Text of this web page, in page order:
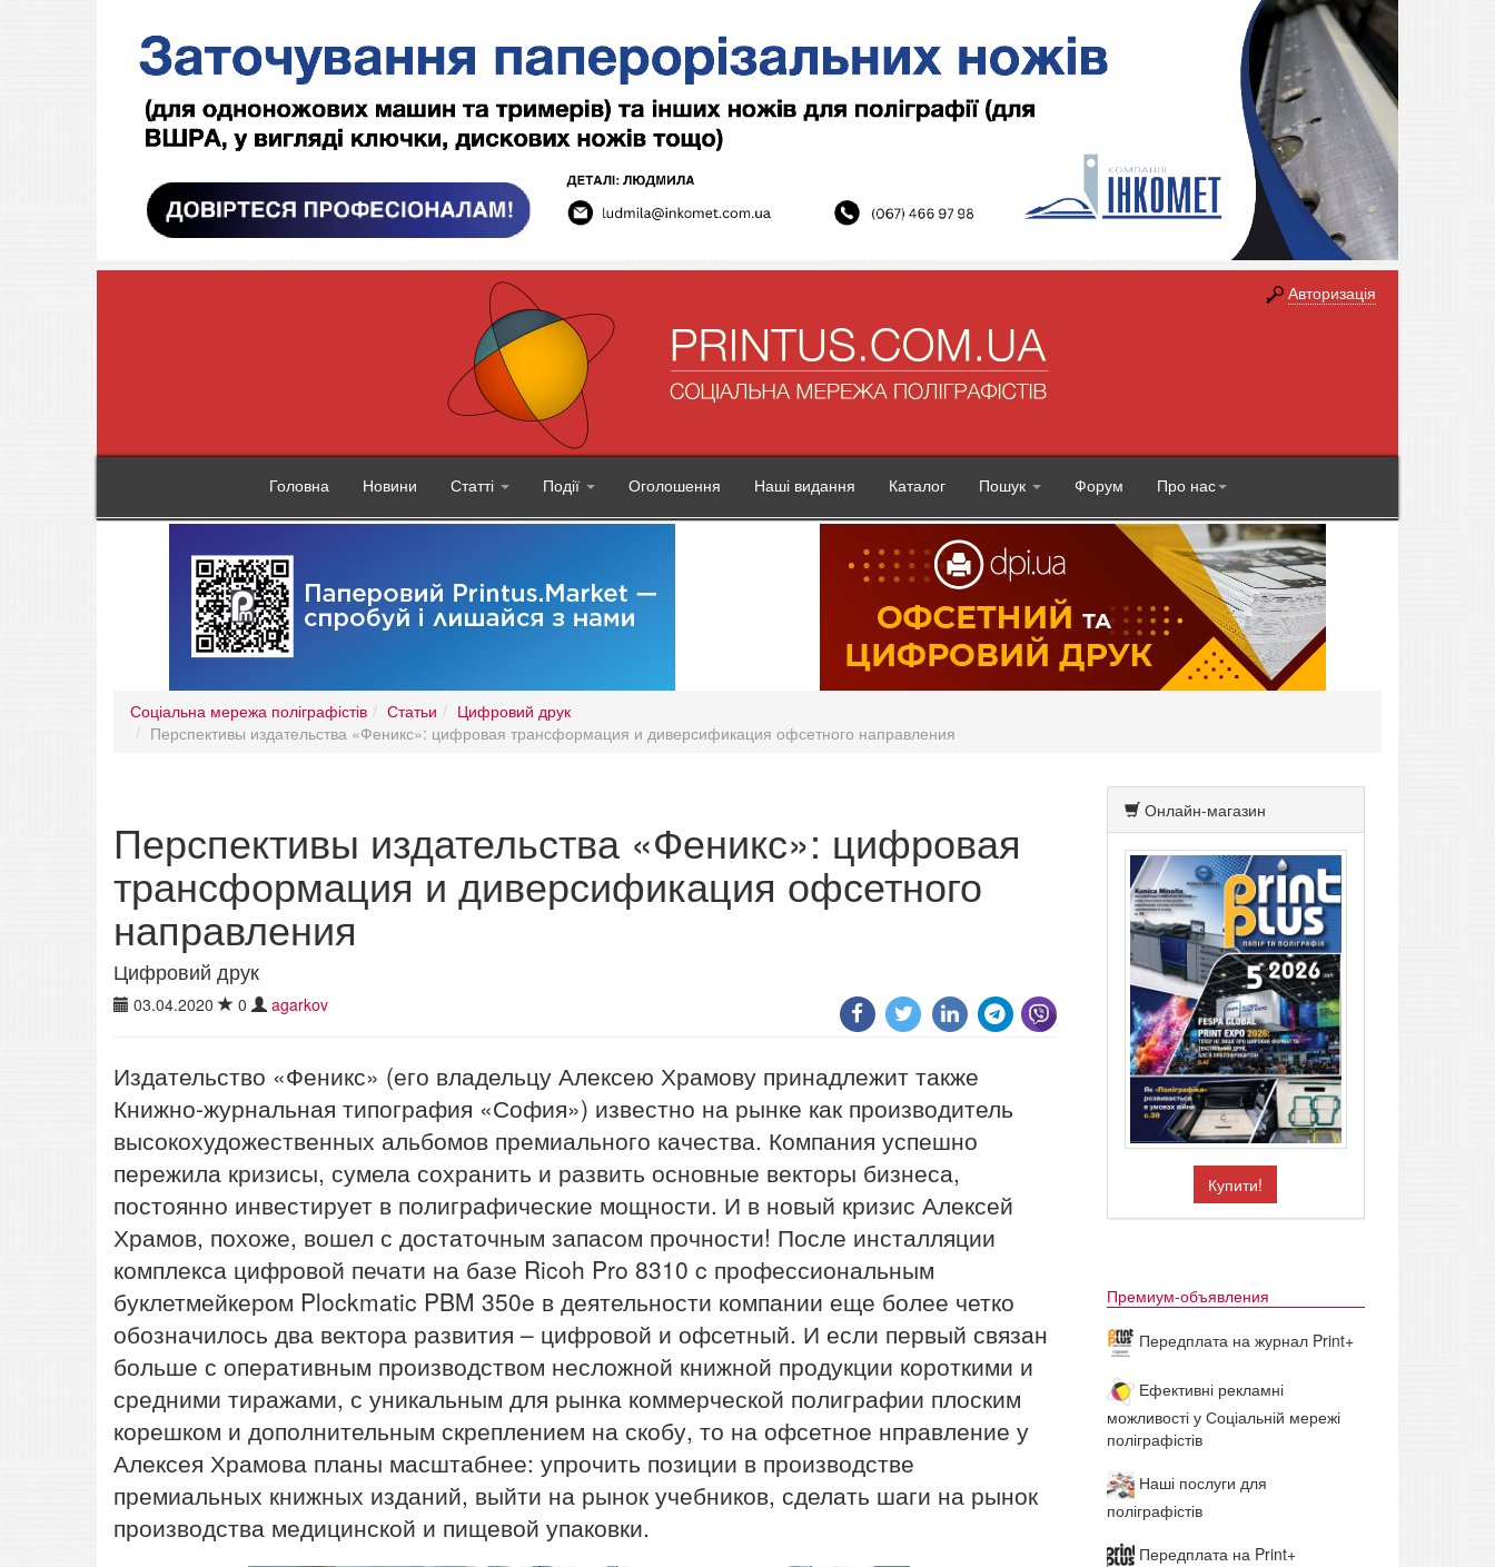
Авторизація
Головна Новини Статті Події Оголошення Наші видання Каталог Пошук Форум Про нас
Соціальна мережа поліграфістів Статьи
Цифровий друк
Перспективы издательства «Феникс»: цифровая трансформация и диверсификация офсетного направления
Перспективы издательства «Феникс»: цифровая
трансформация и диверсификация офсетного
направления
Цифровий друк
03.04.2020 0 agarkov
Издательство «Феникс» (его владельцу Алексею Храмову принадлежит также
Книжно-журнальная типография «София») известно на рынке как производитель
высокохудожественных альбомов премиального качества. Компания успешно
пережила кризисы, сумела сохранить и развить основные векторы бизнеса,
постоянно инвестирует в полиграфические мощности. И в новый кризис Алексей
Храмов, похоже, вошел с достаточным запасом прочности! После инсталляции
комплекса цифровой печати на базе Ricoh Pro 8310 c профессиональным
буклетмейкером Plockmatic PBM 350e в деятельности компании еще более четко
обозначилось два вектора развития – цифровой и офсетный. И если первый связан
больше с оперативным производством несложной книжной продукции короткими и
средними тиражами, с уникальным для рынка коммерческой полиграфии плоским
корешком и дополнительным скреплением на скобу, то на офсетное нправление у
Алексея Храмова планы масштабнее: упрочить позиции в производстве
премиальных книжных изданий, выйти на рынок учебников, сделать шаги на рынок
производства медицинской и пищевой упаковки.
Онлайн-магазин
Купити!
Премиум-объявления
Передплата на журнал Print+
Ефективні рекламні
можливості у Соціальній мережі
поліграфістів
Наші послуги для
поліграфістів
Передплата на Print+